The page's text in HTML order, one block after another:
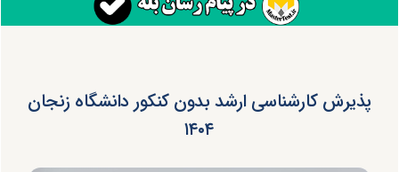
پذیرش کارشناسی ارشد بدون کنکور دانشگاه زنجان
۱۴۰۴